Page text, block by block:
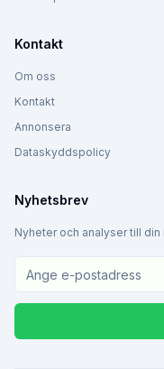
Kontakt
Om oss
Kontakt
Annonsera
Dataskyddspolicy
Nyhetsbrev
Nyheter och analyser till din